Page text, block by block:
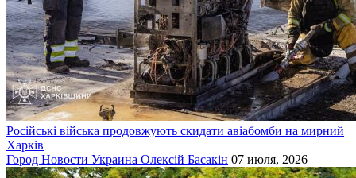
Російські війська продовжують скидати авіабомби на мирний
Харків
Город Новости Украина Олексій Басакін 07 июля, 2026